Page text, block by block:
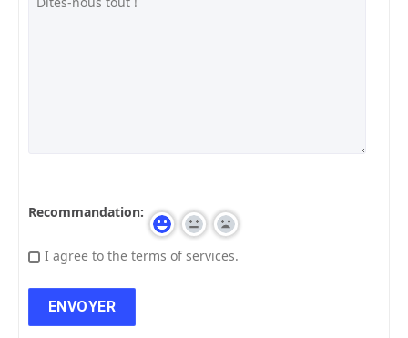
Recommandation:
I agree to the terms of services.